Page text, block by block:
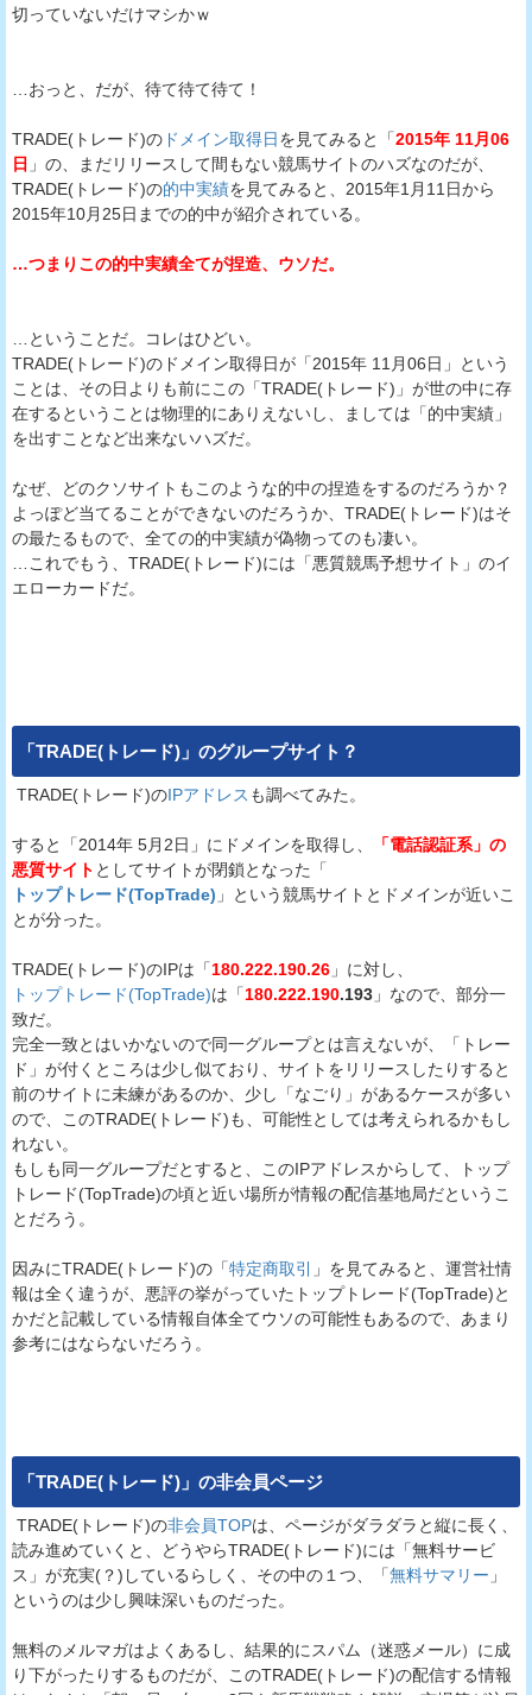
切っていないだけマシかｗ
…おっと、だが、待て待て待て！
TRADE(トレード)の ドメイン取得日を見てみると「2015年 11月06
日 」の、まだリリースして間もない競馬サイトのハズなのだが、
TRADE(トレード)の的中実績を見てみると、2015年1月11日から
2015年10月25日までの的中が紹介されている。
…つまりこの的中実績全てが捏造、ウソだ。
…ということだ。コレはひどい。
TRADE(トレード)のドメイン取得日が「2015年 11月06日」という
ことは、その日よりも前にこの「TRADE(トレード)」が世の中に存
在するということは物理的にありえないし、ましては「的中実績」
を出すことなど出来ないハズだ。
なぜ、どのクソサイトもこのような的中の捏造をするのだろうか？
よっぽど当てることができないのだろうか、TRADE(トレード)はそ
の最たるもので、全ての的中実績が偽物ってのも凄い。
…これでもう、TRADE(トレード)には「悪質競馬予想サイト」のイ
エローカードだ。
「TRADE(トレード) 」のグループサイト？
TRADE(トレード)のIPアドレス も調べてみた。
すると「2014年 5月2日」にドメインを取得し、
「電話認証系」の
悪質サイト としてサイトが閉鎖となった「
トップトレード(TopTrade) 」という競馬サイトとドメインが近いこ
とが分った。
TRADE(トレード)のIPは「180.222.190.26 」に対し、
トップトレード(TopTrade)は「180.222.190.193 」なので、部分一
致だ。
完全一致とはいかないので同一グループとは言えないが、「トレー
ド」が付くところは少し似ており、サイトをリリースしたりすると
前のサイトに未練があるのか、少し「なごり」があるケースが多い
ので、このTRADE(トレード)も、可能性としては考えられるかもし
れない。
もしも同一グループだとすると、このIPアドレスからして、トップ
トレード(TopTrade)の頃と近い場所が情報の配信基地局だというこ
とだろう。
因みにTRADE(トレード)の「特定商取引
」を見てみると、運営社情
報は全く違うが、悪評の挙がっていたトップトレード(TopTrade)と
かだと記載している情報自体全てウソの可能性もあるので、あまり
参考にはならないだろう。
「TRADE(トレード) 」の非会員ページ
TRADE(トレード)の非会員TOPは、ページがダラダラと縦に長く、
読み進めていくと、どうやらTRADE(トレード)には「無料サービ
ス」が充実(？)しているらしく、その中の１つ、「無料サマリー 」
というのは少し興味深いものだった。
無料のメルマガはよくあるし、結果的にスパム（迷惑メール）に成
り下がったりするものだが、このTRADE(トレード)の配信する情報